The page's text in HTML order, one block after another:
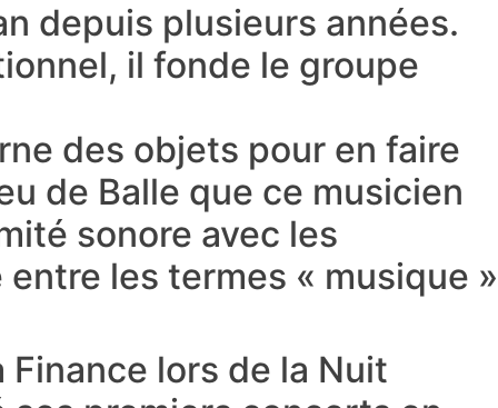
depuis plusieurs années.
il fonde le groupe
des objets pour en faire
de Balle que ce musicien
sonore avec les
les termes « musique »
lors de la Nuit